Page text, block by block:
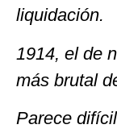
liquidación.
1914, el de
más brutal
Parece